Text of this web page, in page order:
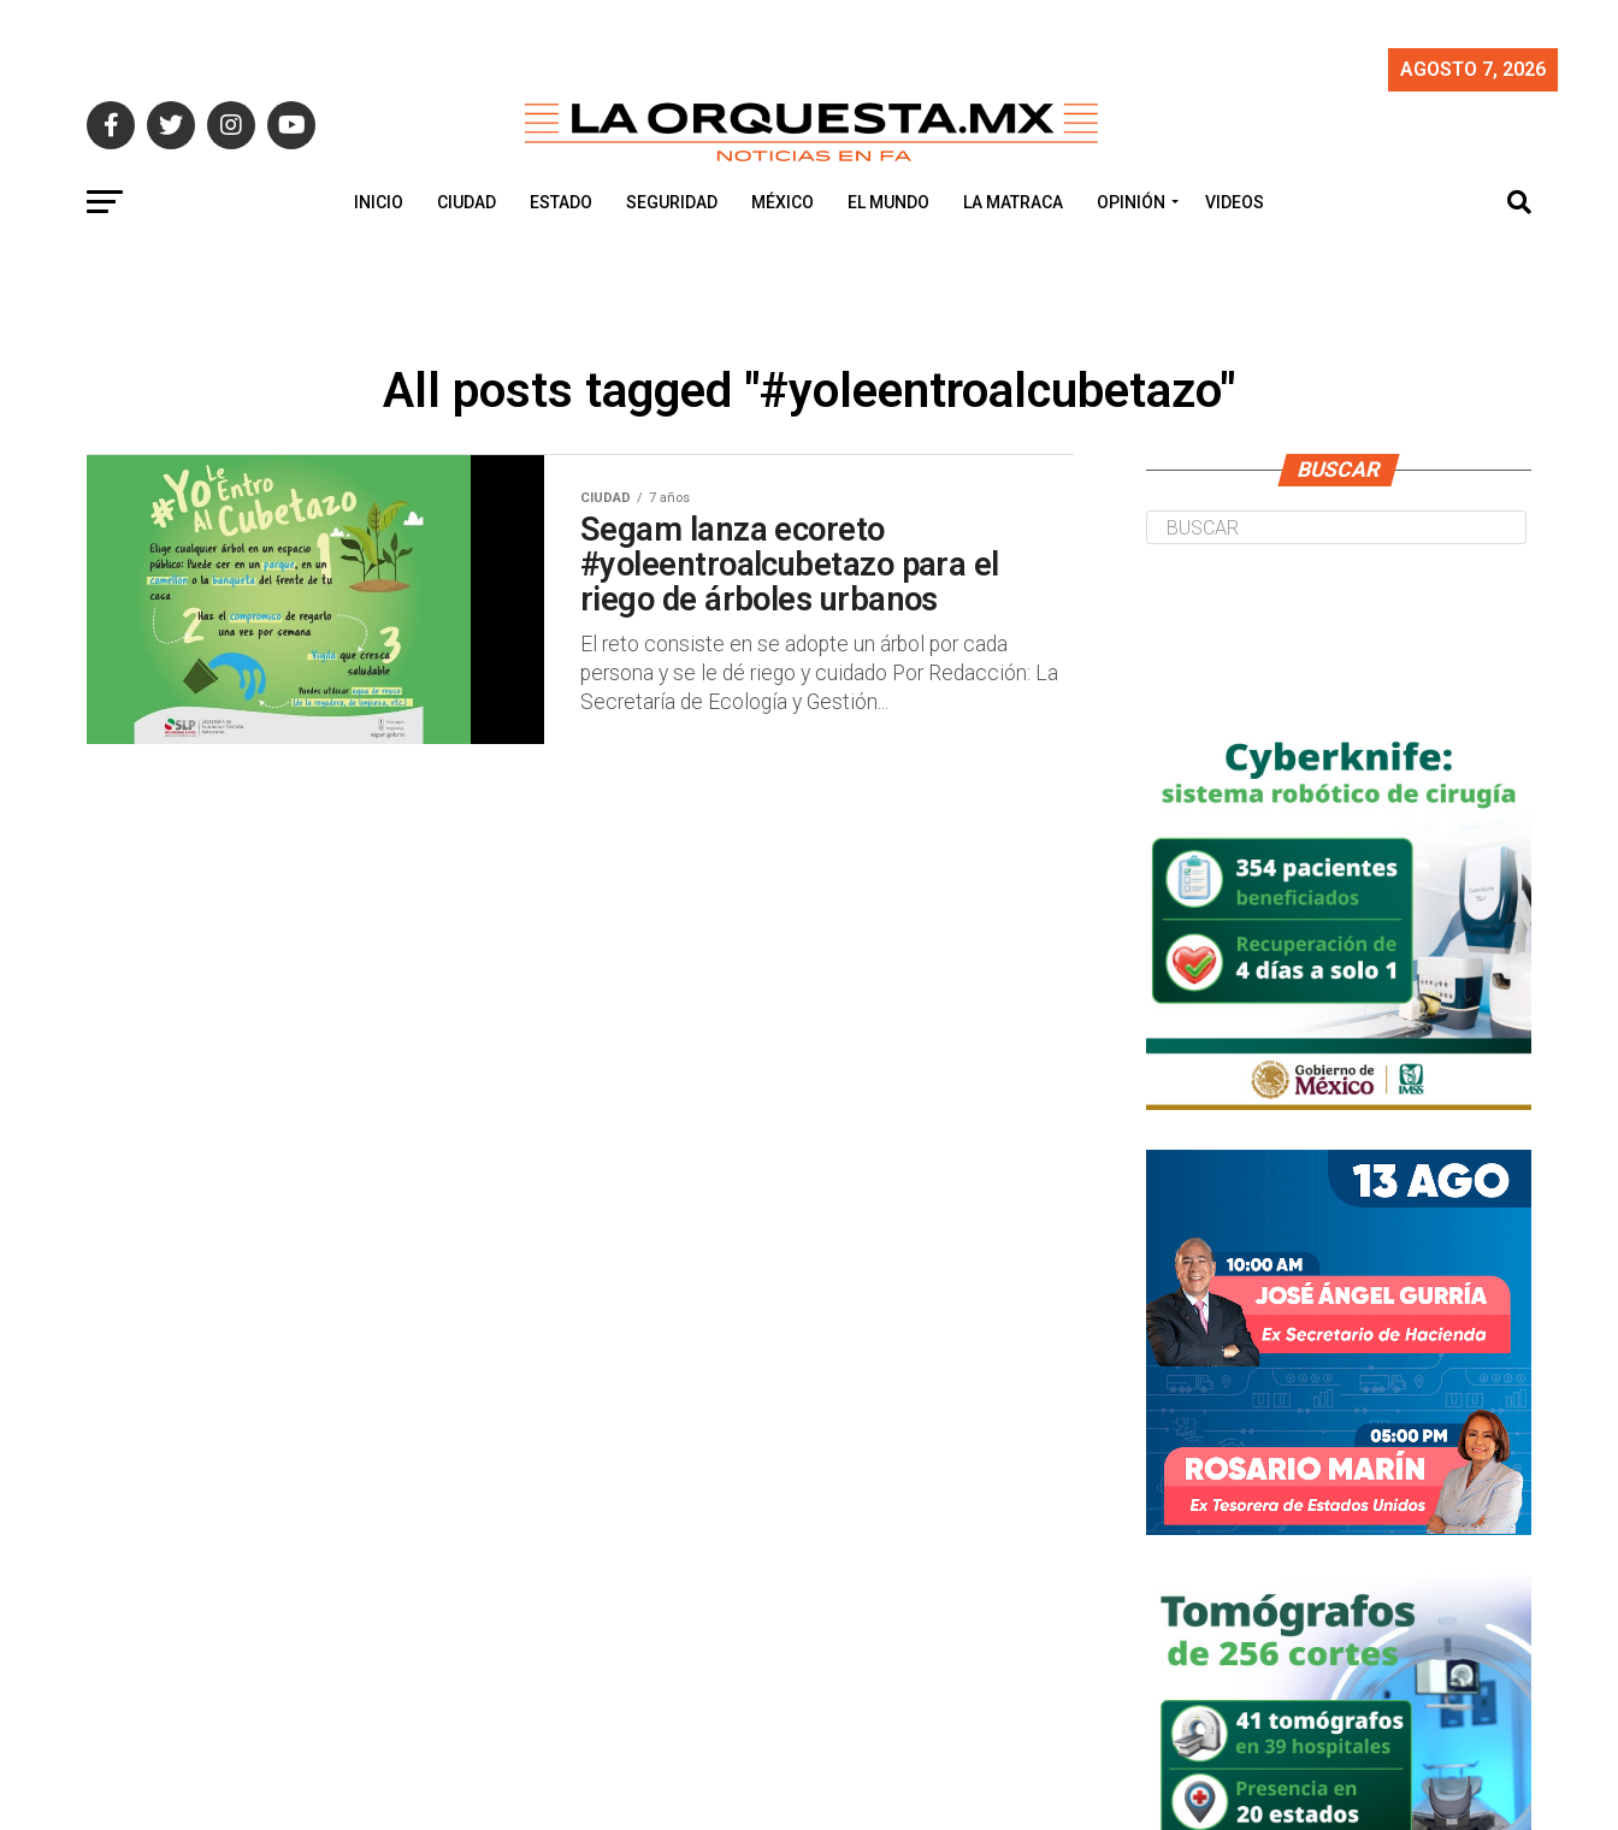
AGOSTO 7, 2026
INICIO CIUDAD ESTADO SEGURIDAD MÉXICO EL MUNDO LA MATRACA OPINIÓN VIDEOS
All posts tagged "#yoleentroalcubetazo"
CIUDAD 7 años
Segam lanza ecoreto
#yoleentroalcubetazo para el
riego de árboles urbanos
El reto consiste en se adopte un árbol por cada
persona y se le dé riego y cuidado Por Redacción: La
Secretaría de Ecología y Gestión...
BUSCAR